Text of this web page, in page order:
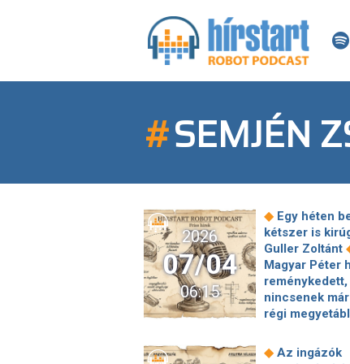
#SEMJÉN
2026
07/04
06:15
◆ Egy héten
kétszer is
Guller Zoltánt
Magyar Péter
reménykedett,
nincsenek
régi
◆ Az ingázók